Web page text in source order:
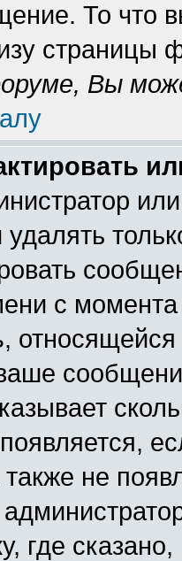
То что
страницы
Вы
удалять
с
,
не
где